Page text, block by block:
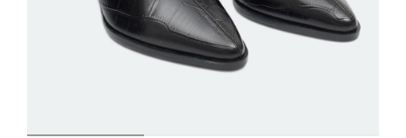
36
37 38 39 40